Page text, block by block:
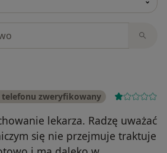
telefonu zweryfikowany
lekarza. Radzę uważać
się nie przejmuje traktuje